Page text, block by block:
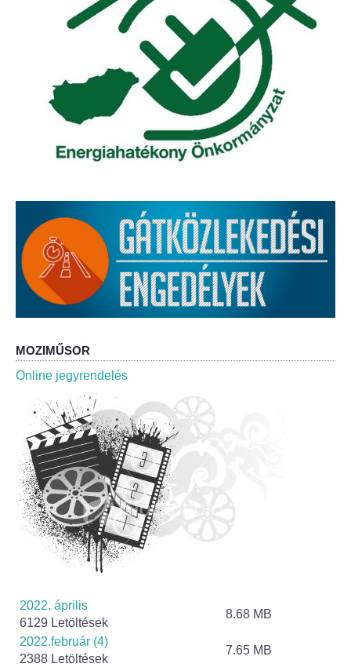
ÖNKORMÁNYZAT
Képviselő-testület
Képviselő-testületi ülések
Bizottságok
Bizottsági ülések
A helyi választási bizottság
A helyi választási bizottság határozatai
Roma Nemzetiségi Önkormányzat
Roma Nemzetiségi Önkormányzat ülések
Rendeletek
Polgármesteri normatív határozatok
Önkormányzati támogatások
Szabályzatok
Pályázatok
Szerződések
MOZIMŰSOR
Online jegyrendelés
2022. április
6129 Letöltések
8.68 MB
2022.február (4)
2388 Letöltések
7.65 MB